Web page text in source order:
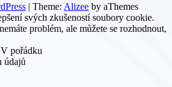
| Theme: Alizee by aThemes
svých zkušeností soubory cookie.
problém, ale můžete se rozhodnout,
V pořádku
údajů